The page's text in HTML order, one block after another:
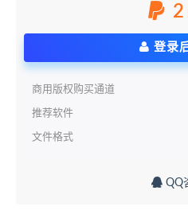
2
登录
商用版权购买通道
推荐软件
文件格式
QQ